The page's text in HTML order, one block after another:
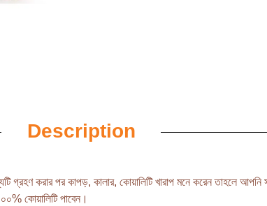
Description
গ্রহণ করার পর কাপড়, কালার, কোয়ালিটি খারাপ মনে করেন তাহলে আপনি
কোয়ালিটি পাবেন।